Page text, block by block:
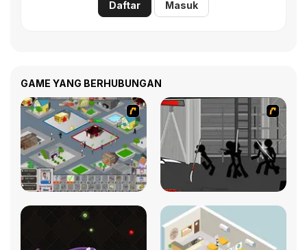
Daftar Masuk
GAME YANG BERHUBUNGAN